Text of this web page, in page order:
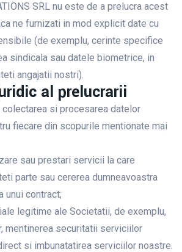
SRL nu este de a prelucra acest
ne furnizati in mod explicit date cu
(de exemplu, cerinte specifice
sindicala sau datele biometrice, in
angajatii nostri).
al prelucrarii
colectarea si procesarea datelor
fiecare din scopurile mentionate mai
sau prestari servicii la care
parte sau cererea dumneavoastra
unui contract;
legitime ale Societatii, de exemplu,
mentinerea securitatii serviciilor
si imbunatatirea serviciilor noastre.